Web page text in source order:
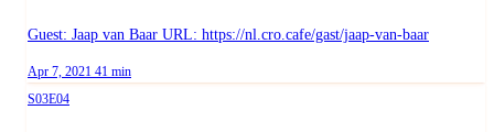
Guest: Jaap van Baar URL: https://nl.cro.cafe/gast/jaap-van-baar
Published on
Apr 7, 2021 Duration:
41 min
Season 3, Episode 4
S03E04